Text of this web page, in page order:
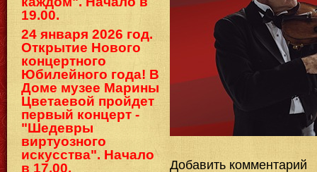
19.00.
24 января 2026 год.
Открытие Нового
концертного
Юбилейного года! В
Доме музее Марины
Цветаевой пройдет
первый концерт -
"Шедевры
виртуозного
искусства". Начало
в 17.00.
Добавить комментарий